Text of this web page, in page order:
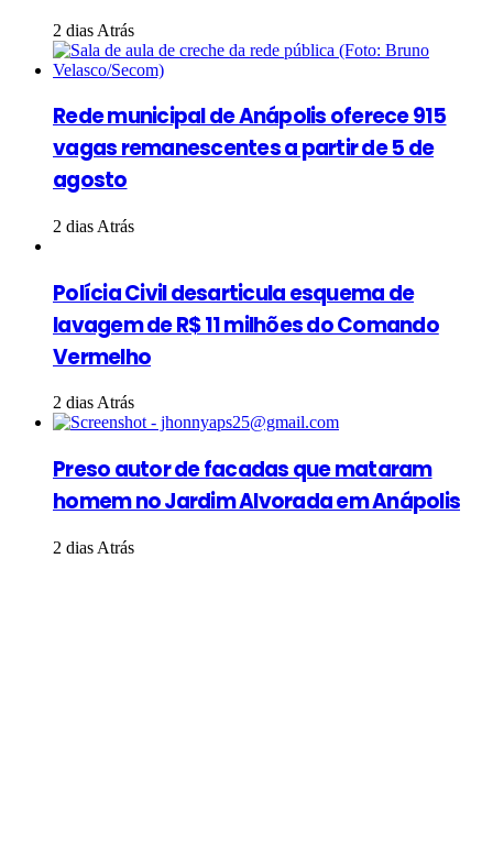
2 dias Atrás
Rede municipal de Anápolis oferece 915
vagas remanescentes a partir de 5 de
agosto
2 dias Atrás
Polícia Civil desarticula esquema de
lavagem de R$ 11 milhões do Comando
Vermelho
2 dias Atrás
Preso autor de facadas que mataram
homem no Jardim Alvorada em Anápolis
2 dias Atrás